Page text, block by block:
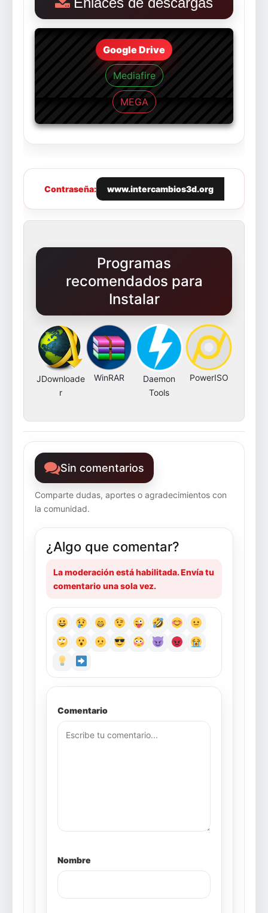
Google Drive
Mediafire
MEGA
Contraseña: www.intercambios3d.org
Programas
recomendados para
Instalar
JDownloade
r
WinRAR
Daemon
Tools
PowerISO
Sin comentarios
Comparte dudas, aportes o agradecimientos con
la comunidad.
¿Algo que comentar?
La moderación está habilitada. Envía tu
comentario una sola vez.
Comentario
Nombre